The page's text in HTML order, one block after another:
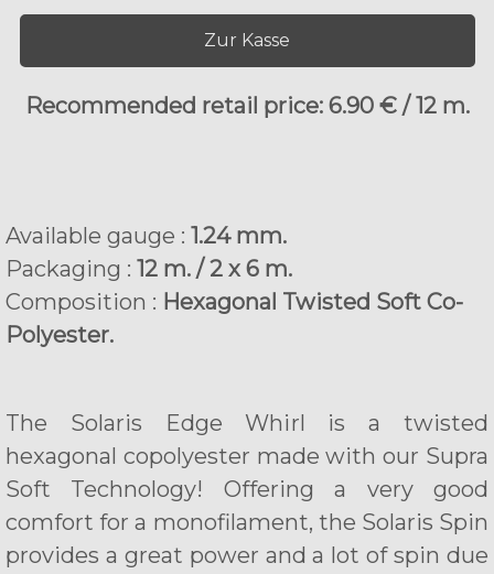
Zur Kasse
Recommended retail price: 6.90 € / 12 m.
Available gauge : 1.24 mm.
Packaging : 12 m. / 2 x 6 m.
Composition : Hexagonal Twisted Soft Co-
Polyester.
The Solaris Edge Whirl is a twisted
hexagonal copolyester made with our Supra
Soft Technology! Offering a very good
comfort for a monofilament, the Solaris Spin
provides a great power and a lot of spin due